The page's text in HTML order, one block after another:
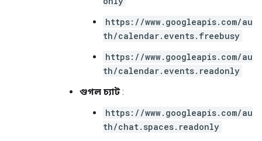
https://www.googleapis.com/au
th/calendar.events.freebusy
https://www.googleapis.com/au
th/calendar.events.readonly
গুগল চ্যাট:
https://www.googleapis.com/au
th/chat.spaces.readonly